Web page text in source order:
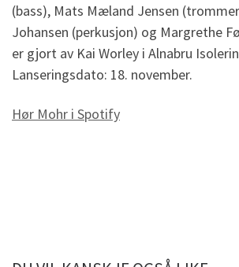
(bass), Mats Mæland Jensen
Johansen (perkusjon) og Margrethe
er gjort av Kai Worley i Alnabru
Lanseringsdato: 18. november.
Hør Mohr i Spotify